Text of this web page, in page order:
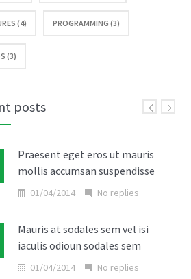
(4) PROGRAMMING (3)
(3)
posts
Praesent eget eros ut mauris
mollis accumsan suspendisse
01/04/2014 No replies
Mauris at sodales sem vel isi
iaculis odioun sodales sem
01/04/2014 No replies